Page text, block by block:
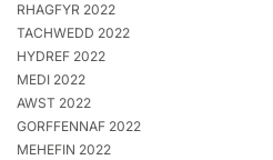
RHAGFYR 2022
TACHWEDD 2022
HYDREF 2022
MEDI 2022
AWST 2022
GORFFENNAF 2022
MEHEFIN 2022